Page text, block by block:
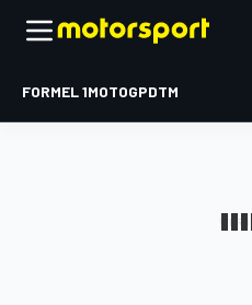
FORMEL 1MOTOGPDTM